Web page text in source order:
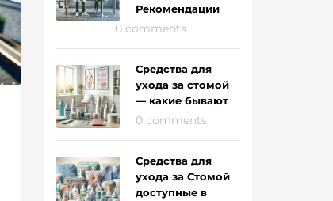
Рекомендации
0 comments
Средства для
ухода за стомой
— какие бывают
0 comments
Средства для
ухода за Стомой
доступные в